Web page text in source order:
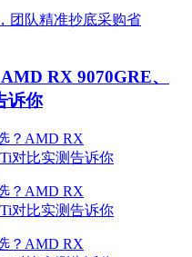
RX 9070GRE、
诉你